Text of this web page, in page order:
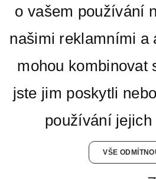
o vašem používání
našimi reklamními a
mohou kombinovat
jste jim poskytli
používání
VŠE